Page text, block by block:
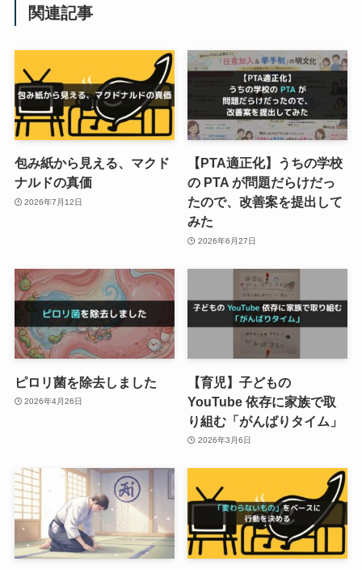
関連記事
包み紙から見える、マクド
ナルドの真価
2026年7月12日
【PTA適正化】うちの学校
の PTA が問題だらけだっ
たので、改善案を提出して
みた
2026年6月27日
ピロリ菌を除去しました
2026年4月26日
【育児】子どもの
YouTube 依存に家族で取
り組む「がんばりタイム」
2026年3月6日